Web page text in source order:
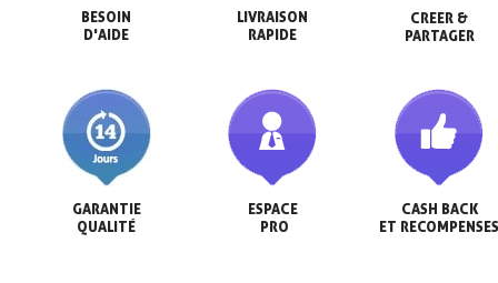
BESOIN
D'AIDE
LIVRAISON
RAPIDE
CREER &
PARTAGER
GARANTIE
QUALITÉ
ESPACE
PRO
CASH BACK
ET